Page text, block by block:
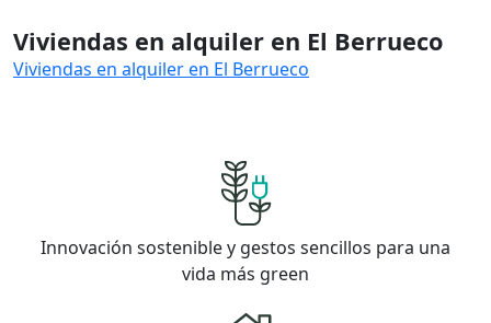
Viviendas en alquiler en El Berrueco
Viviendas en alquiler en El Berrueco
Innovación sostenible y gestos sencillos para una
vida más green